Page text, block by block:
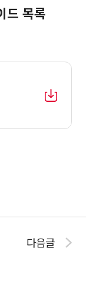
드 목록
다음글